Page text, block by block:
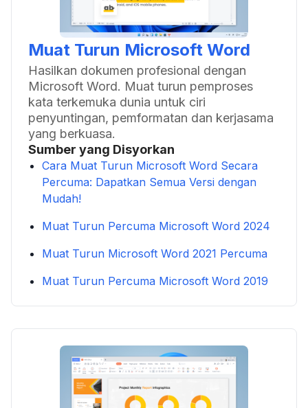
Muat Turun Microsoft Word
Hasilkan dokumen profesional dengan
Microsoft Word. Muat turun pemproses
kata terkemuka dunia untuk ciri
penyuntingan, pemformatan dan kerjasama
yang berkuasa.
Sumber yang Disyorkan
Cara Muat Turun Microsoft Word Secara
Percuma: Dapatkan Semua Versi dengan
Mudah!
Muat Turun Percuma Microsoft Word 2024
Muat Turun Microsoft Word 2021 Percuma
Muat Turun Percuma Microsoft Word 2019